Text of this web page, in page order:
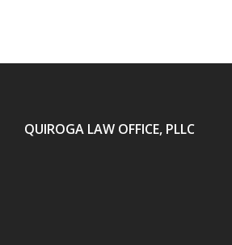
QUIROGA LAW OFFICE, PLLC